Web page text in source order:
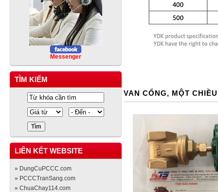
Messenger
TÌM KIẾM
LIÊN KẾT WEBSITE
» DungCuPCCC.com
» PCCCTranSang.com
» ChuaChay114.com
VAN CỔNG, MỘT